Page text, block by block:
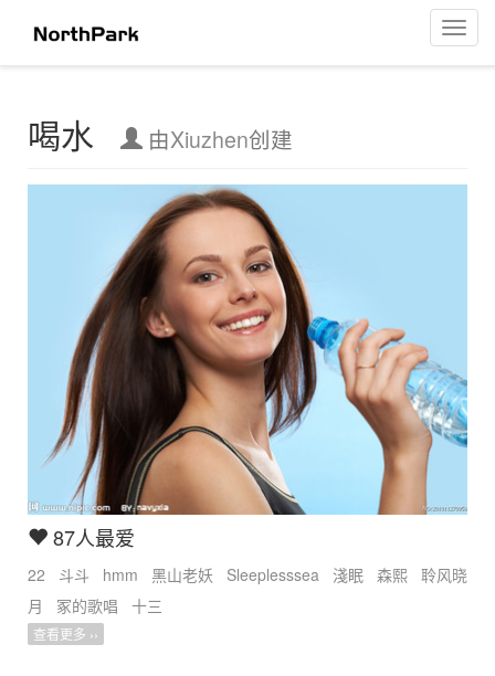
菜
单
喝水 由Xiuzhen创建
87人最爱
22 斗斗 hmm 黑山老妖 Sleeplesssea 淺眠 森熙 聆风晓
月
冢的歌唱 十三
查看更多 ››